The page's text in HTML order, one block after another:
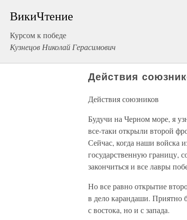
ВикиЧтение
Курсом к победе
Кузнецов Николай Герасимович
Действия
Действия союзников
Будучи на Черном море, я
все-таки открыли второй
Сейчас, когда наши войска
государственную границу,
закончиться и все лавры
Но все равно открытие
в дело карандаши. Приятно
с востока, но и с запада.